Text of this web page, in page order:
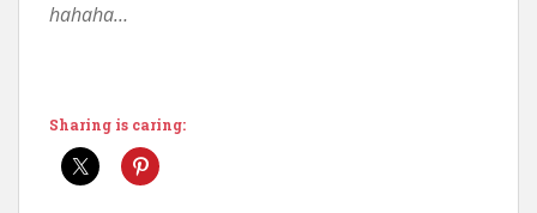
hahaha…
Sharing is caring: